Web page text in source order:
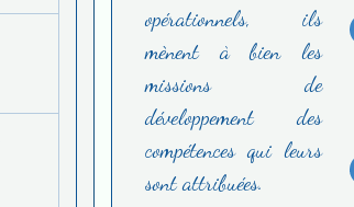
opérationnels, ils
mènent à bien les
missions de
développement des
compétences qui leurs
sont attribuées.